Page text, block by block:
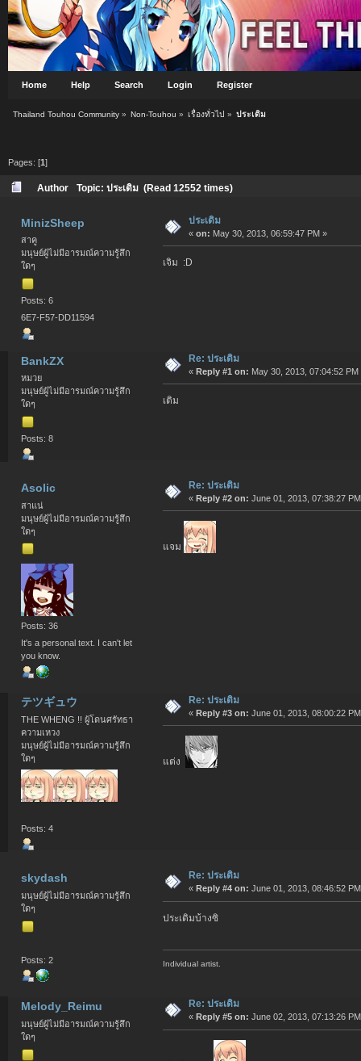
Home Help Search Login Register
Thailand Touhou Community» Non-Touhou » เรื่องทั่วไป » ประเดิม
Pages: [1 ]
Author Topic: ประเดิม (Read 12552 times)
MinizSheep
สาคู
มนุษย์ผู้ไม่มีอารมณ์ความรู้สึก
ใดๆ
Posts: 6
6E7-F57-DD11594
ประเดิม
« on: May 30, 2013, 06:59:47 PM »
เจิม :D
BankZX
หมวย
มนุษย์ผู้ไม่มีอารมณ์ความรู้สึก
ใดๆ
Posts: 8
Re: ประเดิม
« Reply #1 on: May 30, 2013, 07:04:52 PM
เติม
Asolic
สาแน่
มนุษย์ผู้ไม่มีอารมณ์ความรู้สึก
ใดๆ
Posts: 36
It's a personal text. I can't let
you know.
Re: ประเดิม
« Reply #2 on: June 01, 2013, 07:38:27
แจม
テツギュウ
THE WHENG !! ผู้โดนศรัทธา
ความเหวง
มนุษย์ผู้ไม่มีอารมณ์ความรู้สึก
ใดๆ
Posts: 4
Re: ประเดิม
« Reply #3 on: June 01, 2013, 08:00:22
แต่ง
skydash
มนุษย์ผู้ไม่มีอารมณ์ความรู้สึก
ใดๆ
Posts: 2
Re: ประเดิม
« Reply #4 on: June 01, 2013, 08:46:52
ประเดิมบ้างซิ
Individual artist.
Melody_Reimu
มนุษย์ผู้ไม่มีอารมณ์ความรู้สึก
ใดๆ
Re: ประเดิม
« Reply #5 on: June 02, 2013, 07:13:26